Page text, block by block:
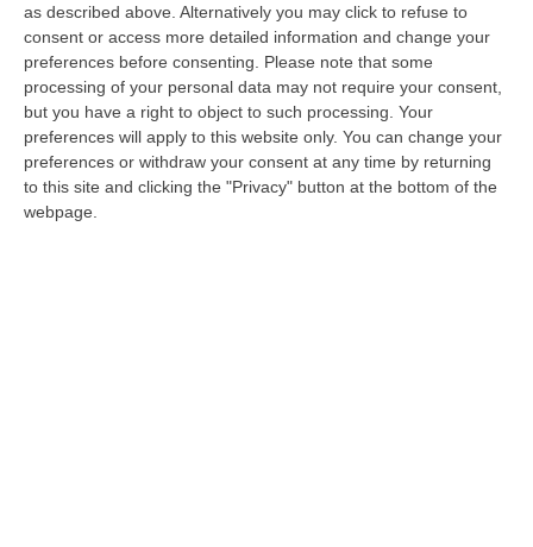
as described above. Alternatively you may click to refuse to
consent or access more detailed information and change your
preferences before consenting.
Please note that some
processing of your personal data may not require your consent,
but you have a right to object to such processing. Your
preferences will apply to this website only. You can change your
preferences or withdraw your consent at any time by returning
to this site and clicking the "Privacy" button at the bottom of the
webpage.
rapporto con la paura di chi sa di essere nel
mirino della criminalità? Che paese è quello
in cui chi fa il proprio dovere è costretto a
una vita di restrizioni mentre tanti
delinquenti restano impuniti? Sono alcune
delle domande rivolte da Gabriella d’Atri a